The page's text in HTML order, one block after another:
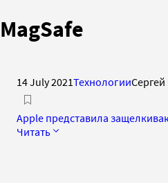
MagSafe
14 July 2021Технологии
Apple представила
Читать